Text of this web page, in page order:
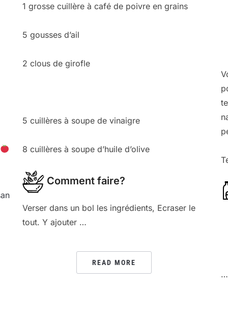
1 grosse cuillère à café de poivre en grains
5 gousses d’ail
2 clous de girofle
5 cuillères à soupe de vinaigre
8 cuillères à soupe d’huile d’olive
Comment faire?
Verser dans un bol les ingrédients, Ecraser le
tout. Y ajouter …
READ MORE
…